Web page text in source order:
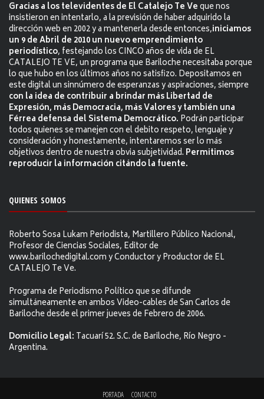
Gracias a los televidentes de El Catalejo Te Veque nos
insistieron en intentarlo, a la previsión de haber adquirido la
dirección web en 2002 y a mantenerla desde entonces,iniciamos
un 9 de Abril de 2010 un nuevo emprendimiento
periodístico, festejando los CINCO años de vida de EL
CATALEJO TE VE, un programa que Bariloche necesitaba porque
lo que hubo en los últimos años no satisfizo. Depositamos en
este digital un sinnúmero de esperanzas y aspiraciones, siempre
con la idea de contribuir a brindar más Libertad de
Expresión, más Democracia, más Valores y también una
Férrea defensa del Sistema Democrático. Podrán participar
todos quienes se manejen con el debito respeto, lenguaje y
consideración y honestamente, intentaremos ser lo más
objetivos dentro de nuestra obvia subjetividad. Permitimos
reproducir la información citándo la fuente.
QUIENES SOMOS
Roberto Sosa Lukam Periodista, Martillero Público Nacional,
Profesor de Ciencias Sociales, Editor de
www.barilochedigital.com y Conductor y Productor de EL
CATALEJO Te Ve.
Programa de Periodismo Político que se difunde
simultáneamente en ambos Video-cables de San Carlos de
Bariloche desde el primer jueves de Febrero de 2006.
Domicilio Legal: Tacuarí 52. S.C. de Bariloche, Río Negro -
Argentina.
PORTADA CONTACTO